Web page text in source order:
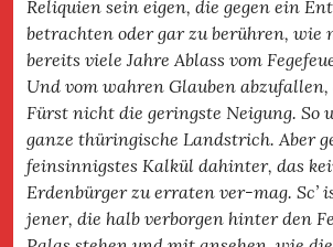
Reliquien sein eigen, die gegen ein
betrachten oder gar zu berühren, wie
bereits viele Jahre Ablass vom
Und vom wahren Glauben
Fürst nicht die geringste Neigung. So
ganze thüringische Landstrich. Aber
feinsinnigstes Kalkül dahinter, das
Erdenbürger zu erraten ver-mag. Sc’
jener, die halb verborgen hinter den